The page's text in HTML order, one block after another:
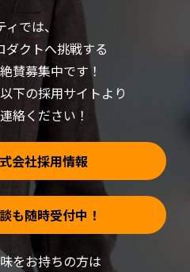
ィでは、
ダクトへ挑戦する
賛募集中です！
下の採用サイトより
絡ください！
会社採用情報
も随時受付中！
をお持ちの方は